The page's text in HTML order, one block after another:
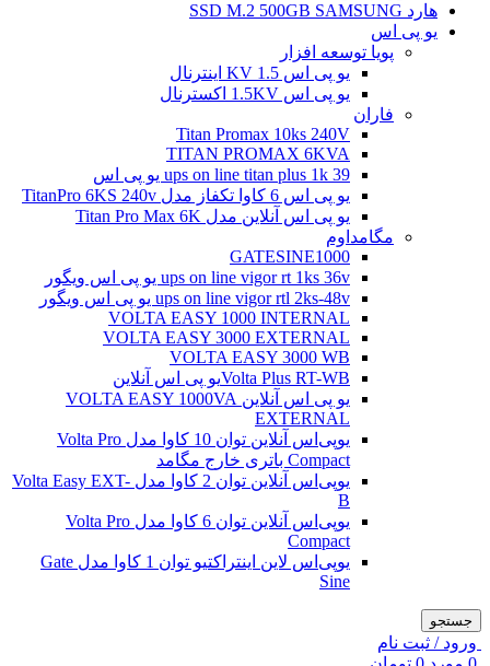
هارد SSD M.2 500GB SAMSUNG
یو پی اس
پویا توسعه افزار
یو پی اس 1.5 KV اینترنال
یو پی اس 1.5KV اکسترنال
فاران
Titan Promax 10ks 240V
TITAN PROMAX 6KVA
ups on line titan plus 1k 39 یو پی اس
یو پی اس 6 کاوا تکفاز مدل TitanPro 6KS 240v
یو پی اس آنلاین مدل Titan Pro Max 6K
مگامداوم
GATESINE1000
ups on line vigor rt 1ks 36v یو پی اس ویگور
ups on line vigor rtl 2ks-48v یو پی اس ویگور
VOLTA EASY 1000 INTERNAL
VOLTA EASY 3000 EXTERNAL
VOLTA EASY 3000 WB
Volta Plus RT-WBیو پی اس آنلاین
یو پی اس آنلاین VOLTA EASY 1000VA
EXTERNAL
یو‌پی‌اس آنلاین توان 10 کاوا مدل Volta Pro
Compact باتری خارج مگامد
یو‌پی‌اس آنلاین توان 2 کاوا مدل Volta Easy EXT-
B
یو‌پی‌اس آنلاین توان 6 کاوا مدل Volta Pro
Compact
یو‌پی‌اس لاین اینتراکتیو توان 1 کاوا مدل Gate
Sine
جستجو
ورود / ثبت نام